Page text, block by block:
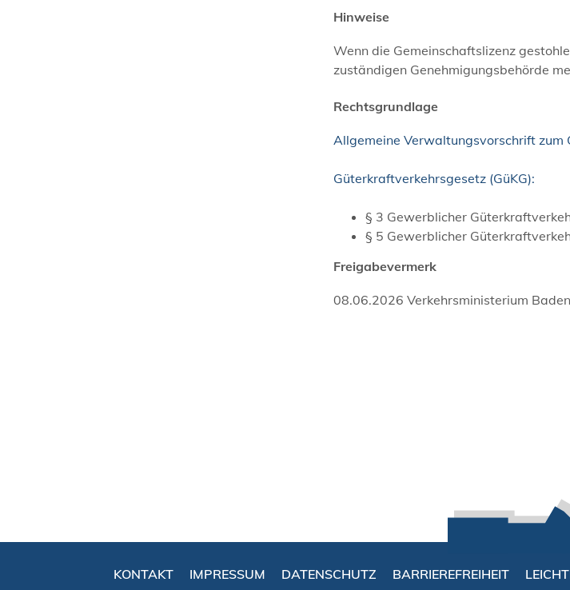
Hinweise
Wenn die Gemeinschaftslizenz
zuständigen Genehmigungsbehörde
Rechtsgrundlage
Allgemeine Verwaltungsvorschrift zum
Güterkraftverkehrsgesetz (GüKG):
§ 3 Gewerblicher
§ 5 Gewerblicher
Freigabevermerk
08.06.2026 Verkehrsministerium
KONTAKT IMPRESSUM DATENSCHUTZ BARRIEREFREIHEIT